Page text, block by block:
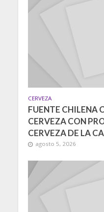
CERVEZA
FUENTE CHILENA
CERVEZA CON
CERVEZA DE LA
agosto 5, 2026